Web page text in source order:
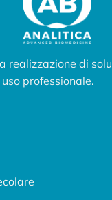
realizzazione di
professionale.